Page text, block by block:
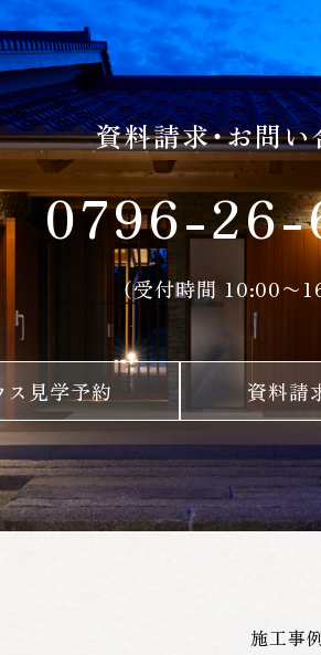
資料請求・お問
0796-
（受付時間 10:00〜
見学予約 資料請
施工事